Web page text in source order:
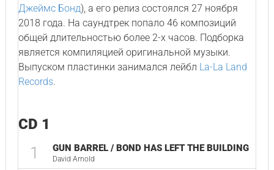
Джеймс Бонд), а его релиз состоялся 27 ноября
2018 года. На саундтрек попало 46 композиций
общей длительностью более 2-х часов. Подборка
является компиляцией оригинальной музыки.
Выпуском пластинки занимался лейбл La-La Land
Records.
CD 1
1 GUN BARREL / BOND HAS LEFT THE BUILDING
David Arnold